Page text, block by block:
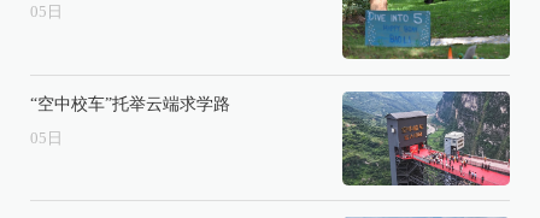
05 日
“空中校车”托举云端求学路
05 日